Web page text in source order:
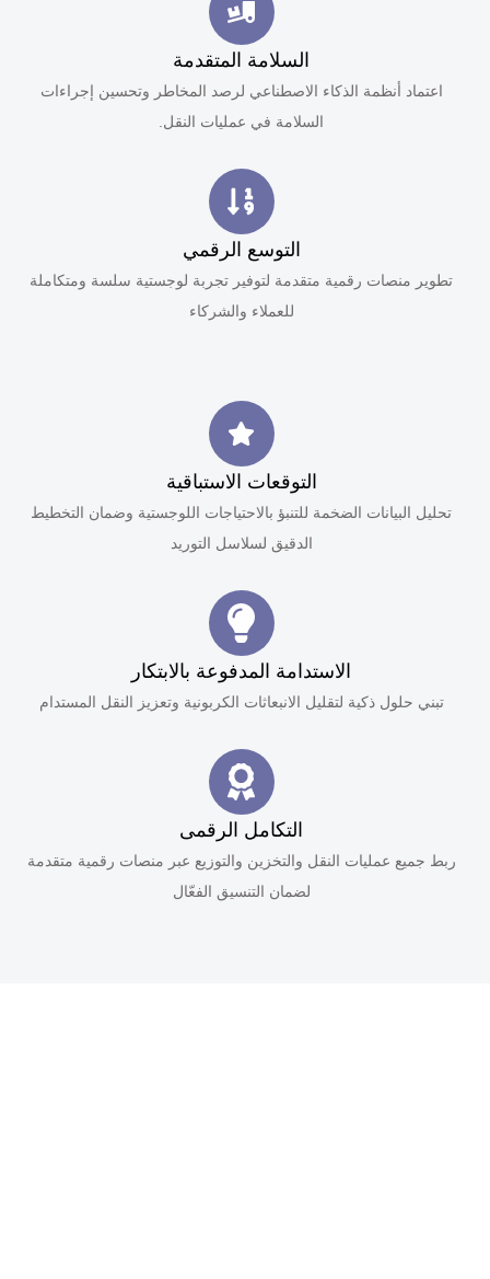
السلامة المتقدمة
اعتماد أنظمة الذكاء الاصطناعي لرصد المخاطر وتحسين إجراءات
السلامة في عمليات النقل.
التوسع الرقمي
تطوير منصات رقمية متقدمة لتوفير تجربة لوجستية سلسة ومتكاملة
للعملاء والشركاء
التوقعات الاستباقية
تحليل البيانات الضخمة للتنبؤ بالاحتياجات اللوجستية وضمان التخطيط
الدقيق لسلاسل التوريد
الاستدامة المدفوعة بالابتكار
تبني حلول ذكية لتقليل الانبعاثات الكربونية وتعزيز النقل المستدام
التكامل الرقمى
ربط جميع عمليات النقل والتخزين والتوزيع عبر منصات رقمية متقدمة
لضمان التنسيق الفعّال